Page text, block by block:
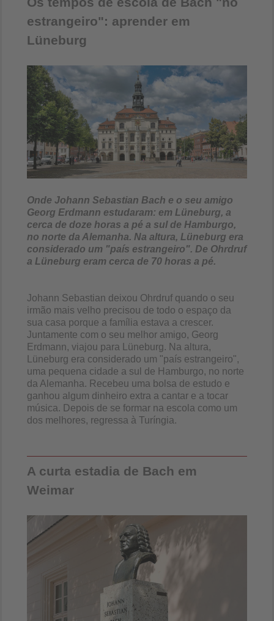
estrangeiro": aprender em
Lüneburg
Onde Johann Sebastian Bach e o seu amigo
Georg Erdmann estudaram: em Lüneburg, a
cerca de doze horas a pé a sul de Hamburgo,
no norte da Alemanha. Na altura, Lüneburg era
considerado um "país estrangeiro". De Ohrdruf
a Lüneburg eram cerca de 70 horas a pé.
Johann Sebastian deixou Ohrdruf quando o seu
irmão mais velho precisou de todo o espaço da
sua casa porque a família estava a crescer.
Juntamente com o seu melhor amigo, Georg
Erdmann, viajou para Lüneburg. Na altura,
Lüneburg era considerado um "país estrangeiro",
uma pequena cidade a sul de Hamburgo, no norte
da Alemanha. Recebeu uma bolsa de estudo e
ganhou algum dinheiro extra a cantar e a tocar
música. Depois de se formar na escola como um
dos melhores, regressa à Turíngia.
A curta estadia de Bach em
Weimar